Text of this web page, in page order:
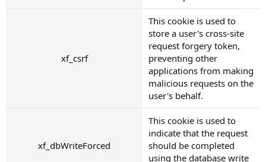
xf_csrf
This cookie is used to
store a user's cross-site
request forgery token,
preventing other
applications from making
malicious requests on the
user's behalf.
xf_dbWriteForced
This cookie is used to
indicate that the request
should be completed
using the database write